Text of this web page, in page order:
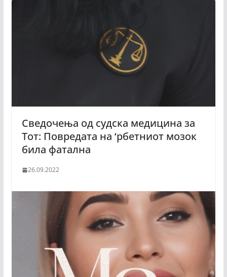
Сведочења од судска медицина за
Тот: Повредата на ‘рбетниот мозок
била фатална
26.09.2022